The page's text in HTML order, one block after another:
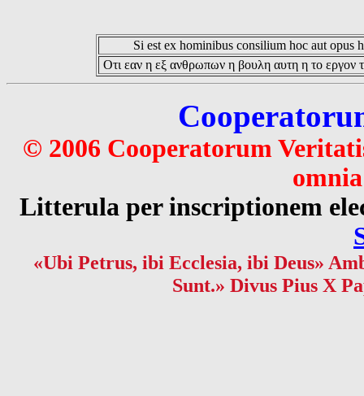
Si est ex hominibus consilium hoc aut opus
Οτι εαν η εξ ανθρωπων η βουλη αυτη η το εργον
© 2006 Cooperatorum
Litterula per inscriptionem
«Ubi Petrus, ibi Ecclesia, ibi Deus»
Sunt.» Divus Pius X